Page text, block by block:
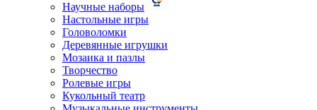
Научные наборы
Настольные игры
Головоломки
Деревянные игрушки
Мозаика и пазлы
Творчество
Ролевые игры
Кукольный театр